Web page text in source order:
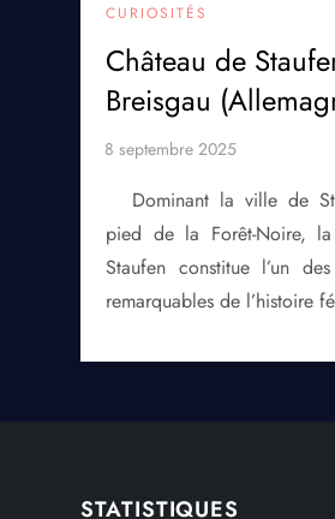
CURIOSITÉS
Château de
Breisgau
Dominant la ville de
pied de la Forêt-Noire,
Staufen constitue l’un
remarquables de l’histoire
STATISTIQUES